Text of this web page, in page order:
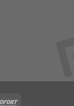
Sofort